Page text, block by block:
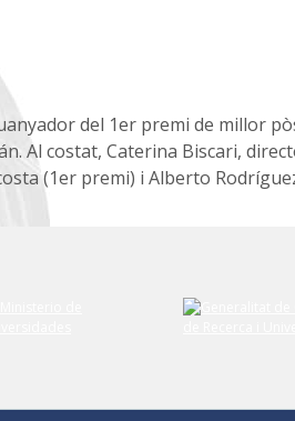
del 1er premi de millor
Al costat, Caterina Biscari,
(1er premi) i Alberto